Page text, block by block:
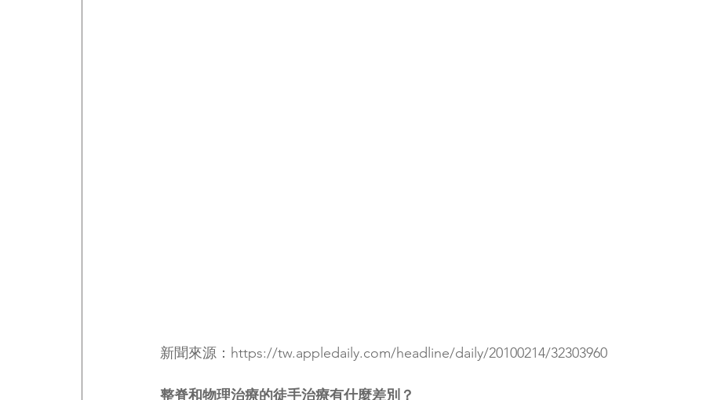
新聞來源： https://tw.appledaily.com/headline/daily/20100214/32303960
整脊和物理治療的徒手治療有什麼差別？